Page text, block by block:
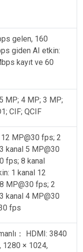
gelen, 160
giden AI etkin:
kayıt ve 60
MP; 4 MP; 3 MP;
CIF; QCIF
12 MP@30 fps; 2
kanal 5 MP@30
fps; 8 kanal
1 kanal 12
MP@30 fps; 2
kanal 4 MP@30
fps
：
HDMI: 3840
1280 × 1024,